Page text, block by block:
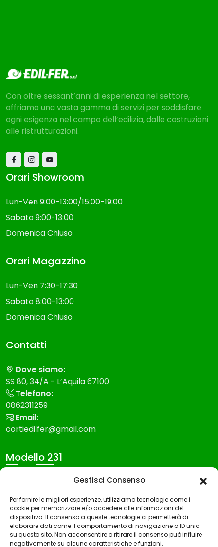
Gestisci Consenso
Per fornire le migliori esperienze, utilizziamo tecnologie come i
cookie per memorizzare e/o accedere alle informazioni del
dispositivo. Il consenso a queste tecnologie ci permetterà di
elaborare dati come il comportamento di navigazione o ID unici
su questo sito. Non acconsentire o ritirare il consenso può influire
negativamente su alcune caratteristiche e funzioni.
Con oltre sessant’anni di esperienza nel settore,
offriamo una vasta gamma di servizi per soddisfare
ogni esigenza nel campo dell’edilizia, dalle costruzioni
alle ristrutturazioni.
Orari Showroom
Lun-Ven 9:00-13:00/15:00-19:00
Sabato 9:00-13:00
Domenica Chiuso
Orari Magazzino
Lun-Ven 7:30-17:30
Sabato 8:00-13:00
Domenica Chiuso
Contatti
Dove siamo:
SS 80, 34/A - L’Aquila 67100
Telefono:
0862311259
Email:
cortiedilfer@gmail.com
Modello 231
Modello Organizzazione gestione e controllo
Codice etico
Whistleblowing